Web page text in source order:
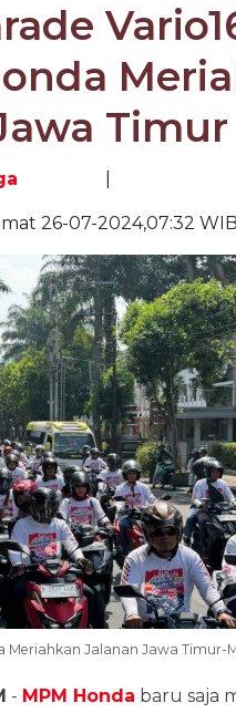
Timur
26-07-2024,07:32 WIB
Meriahkan Jalanan Jawa
- MPM Honda baru saja